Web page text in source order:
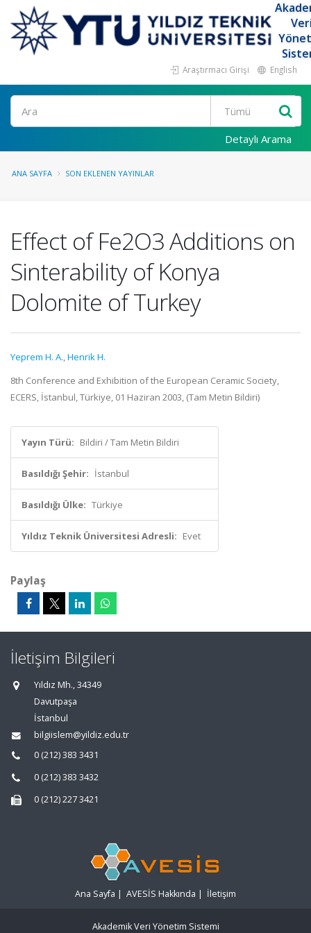
Araştırmacı Girişi English
Ara
Detaylı Arama
ANA SAYFA SON EKLENEN YAYINLAR
Effect of Fe2O3 Additions on
Sinterability of Konya
Dolomite of Turkey
Yeprem H. A.,Henrik H.
8th Conference and Exhibition of the European Ceramic Society,
ECERS, İstanbul, Türkiye, 01 Haziran 2003, (Tam Metin Bildiri)
Yayın Türü: Bildiri / Tam Metin Bildiri
Basıldığı Şehir: İstanbul
Basıldığı Ülke: Türkiye
Yıldız Teknik Üniversitesi Adresli: Evet
Paylaş
İletişim Bilgileri
Yıldız Mh., 34349
Davutpaşa
İstanbul
bilgiislem@yildiz.edu.tr
0 (212) 383 3431
0 (212) 383 3432
0 (212) 227 3421
Ana Sayfa | AVESİS Hakkında | İletişim
Akademik Veri Yönetim Sistemi